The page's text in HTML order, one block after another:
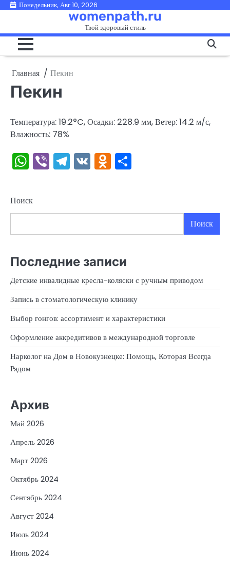
ПерейтиПонедельник, Авг 10, 2026
womenpath.ru
Твой здоровый стиль
Главная Пекин
Пекин
Температура: 19.2°C, Осадки: 228.9 мм, Ветер: 14.2 м/с,
Влажность: 78%
WhatsApp
ViberTelegram
VKOdnoklassniki
Поиск
Поиск
Последние записи
Детские инвалидные кресла-коляски с ручным приводом
Запись в стоматологическую клинику
Выбор гонгов: ассортимент и характеристики
Оформление аккредитивов в международной торговле
Нарколог на Дом в Новокузнецке: Помощь, Которая Всегда
Рядом
Архив
Май 2026
Апрель 2026
Март 2026
Октябрь 2024
Сентябрь 2024
Август 2024
Июль 2024
Июнь 2024